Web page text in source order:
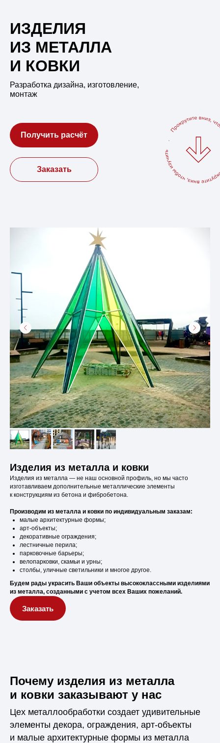
Разработка дизайна, изготовление,
монтаж
ИЗДЕЛИЯ
ИЗ МЕТАЛЛА
И КОВКИ
Заказать
Получить расчёт
Изделия из металла и ковки
Изделия из металла — не наш основной профиль, но мы часто
изготавливаем дополнительные металлические элементы
к конструкциям из бетона и фибробетона.
Производим из металла и ковки по индивидуальным заказам:
малые архитектурные формы;
арт-объекты;
декоративные ограждения;
лестничные перила;
парковочные барьеры;
велопарковки, скамьи и урны;
столбы, уличные светильники и многое другое.
Будем рады украсить Ваши объекты высококлассными изделиями
из металла, созданными с учетом всех Ваших пожеланий.
Заказать
Почему изделия из металла
и ковки заказывают у нас
Цех металлообработки создает удивительные
элементы декора, ограждения, арт-объекты
и малые архитектурные формы из металла